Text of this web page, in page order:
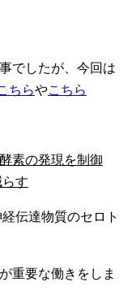
でしたが、今回は
ちらやこちら
素の発現を制御
す
伝達物質のセロト
重要な働きをしま